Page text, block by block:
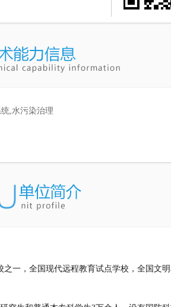
,水污染治理
一，全国现代远程教育试点学校，全国文